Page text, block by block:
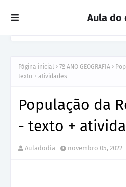
Aula do
Página inicial 7º ANO GEOGRAFIA
texto + atividades
População da
- texto +
Auladodia novembro 05, 2022